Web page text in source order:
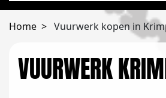
Home Vuurwerk kopen in
VUURWERK